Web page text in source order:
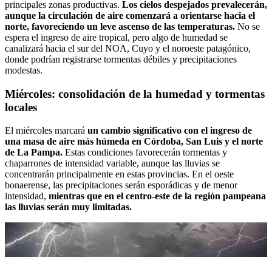
principales zonas productivas. Los cielos despejados prevalecerán,
aunque la circulación de aire comenzará a orientarse hacia el
norte, favoreciendo un leve ascenso de las temperaturas. No se
espera el ingreso de aire tropical, pero algo de humedad se
canalizará hacia el sur del NOA, Cuyo y el noroeste patagónico,
donde podrían registrarse tormentas débiles y precipitaciones
modestas.
Miércoles: consolidación de la humedad y tormentas
locales
El miércoles marcará un cambio significativo con el ingreso de
una masa de aire más húmeda en Córdoba, San Luis y el norte
de La Pampa. Estas condiciones favorecerán tormentas y
chaparrones de intensidad variable, aunque las lluvias se
concentrarán principalmente en estas provincias. En el oeste
bonaerense, las precipitaciones serán esporádicas y de menor
intensidad, mientras que en el centro-este de la región pampeana
las lluvias serán muy limitadas.